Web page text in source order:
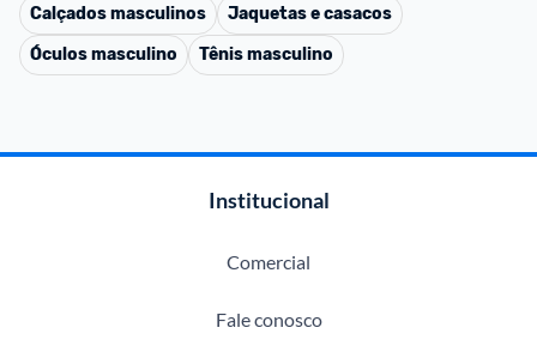
Calçados masculinos
Jaquetas e casacos
Óculos masculino
Tênis masculino
Institucional
Comercial
Fale conosco